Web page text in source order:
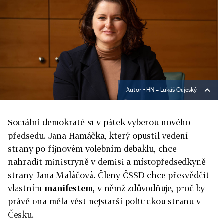
Autor ▪ HN – Lukáš Oujeský
Sociální demokraté si v pátek vyberou nového
předsedu. Jana Hamáčka, který opustil vedení
strany po říjnovém volebním debaklu, chce
nahradit ministryně v demisi a místopředsedkyně
strany Jana Maláčová. Členy ČSSD chce přesvědčit
vlastním manifestem, v němž zdůvodňuje, proč by
právě ona měla vést nejstarší politickou stranu v
Česku.